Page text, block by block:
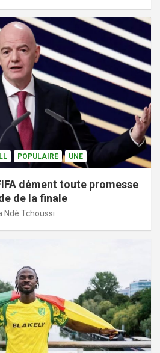
POPULAIRE UNE
dément toute promesse
de la finale
Ndé Tchoussi